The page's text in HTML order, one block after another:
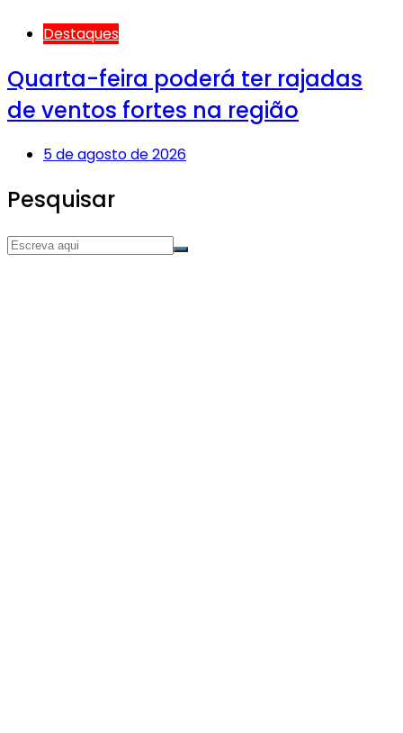
Destaques
Quarta-feira poderá ter rajadas
de ventos fortes na região
5 de agosto de 2026
Pesquisar